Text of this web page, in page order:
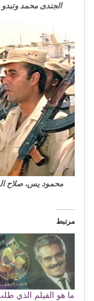
الجندى محمد
محمود يس، صلاح
مرتبط
ما هو الفيلم الذي